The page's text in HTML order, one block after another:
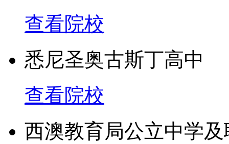
语言学
1、自1998年起，麦考
11座“卓越研究中心”。
2、该大学建立了世界
查看院校
悉尼圣奥古斯丁高中
查看院校
西澳教育局公立中学